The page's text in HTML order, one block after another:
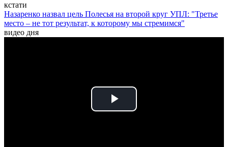
кстати
Назаренко назвал цель Полесья на второй круг УПЛ: "Третье
место – не тот результат, к которому мы стремимся"
видео дня
Play